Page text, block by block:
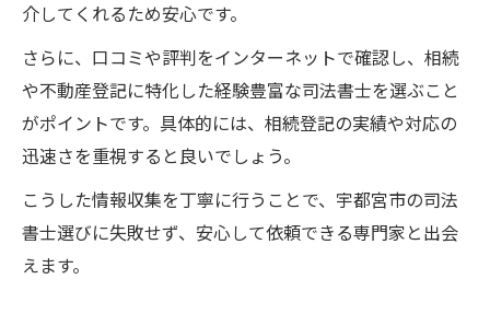
介してくれるため安心です。
さらに、口コミや評判をインターネットで確認し、相続
や不動産登記に特化した経験豊富な司法書士を選ぶこと
がポイントです。具体的には、相続登記の実績や対応の
迅速さを重視すると良いでしょう。
こうした情報収集を丁寧に行うことで、宇都宮市の司法
書士選びに失敗せず、安心して依頼できる専門家と出会
えます。